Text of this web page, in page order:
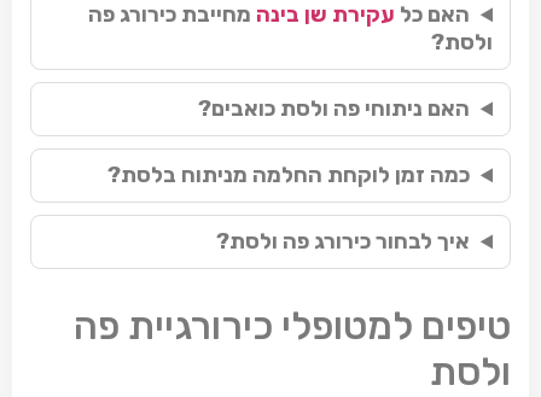
האם כל עקירת שן בינה מחייבת כירורג פה
ולסת?
האם ניתוחי פה ולסת כואבים?
כמה זמן לוקחת החלמה מניתוח בלסת?
איך לבחור כירורג פה ולסת?
טיפים למטופלי כירורגיית פה
ולסת